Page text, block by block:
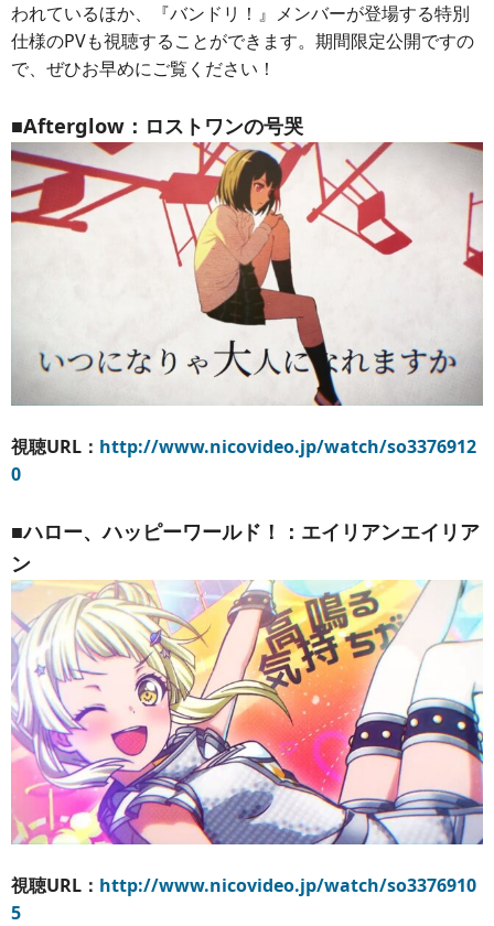
われているほか、『バンドリ！』メンバーが登場する特別
仕様のPVも視聴することができます。期間限定公開ですの
で、ぜひお早めにご覧ください！
■Afterglow：ロストワンの号哭
視聴URL： http://www.nicovideo.jp/watch/so3376912
0
■ハロー、ハッピーワールド！：エイリアンエイリア
ン
視聴URL： http://www.nicovideo.jp/watch/so3376910
5